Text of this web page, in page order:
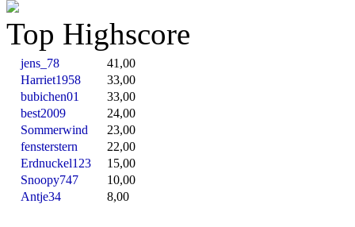
Top Highscore
jens_78
41,00
Harriet1958
33,00
bubichen01
33,00
best2009
24,00
Sommerwind
23,00
fensterstern
22,00
Erdnuckel123
15,00
Snoopy747
10,00
Antje34
8,00